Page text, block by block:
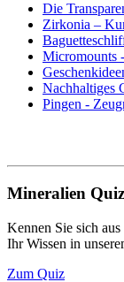
Die
Zirkonia –
Micromounts
Nachhaltiges
Pingen -
Mineralien Quiz
Kennen Sie sich
Ihr Wissen in
Zum Quiz